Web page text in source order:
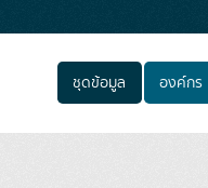
ชุดข้อมูล องค์กร